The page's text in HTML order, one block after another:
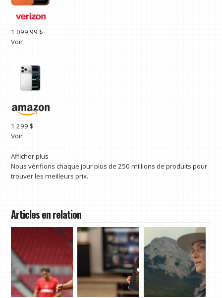
1 099,99 $
Voir
1 299 $
Voir
Afficher plus
Nous vérifions chaque jour plus de 250 millions de produits pour
trouver les meilleurs prix.
Articles en relation